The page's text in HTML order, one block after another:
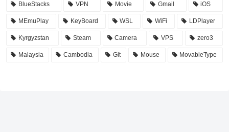
BlueStacks VPN Movie Gmail iOS
MEmuPlay KeyBoard WSL WiFi LDPlayer
Kyrgyzstan Steam Camera VPS zero3
Malaysia Cambodia Git Mouse MovableType